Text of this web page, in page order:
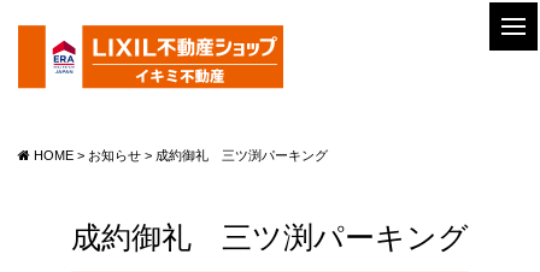
HOME > お知らせ > 成約御礼 三ツ渕パーキング
成約御礼 三ツ渕パーキング